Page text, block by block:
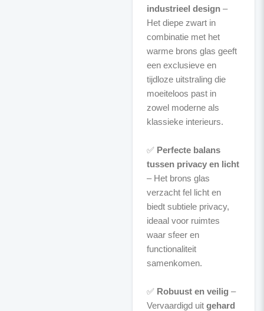
industrieel design–
Het diepe zwart in
combinatie met het
warme brons glas geeft
een exclusieve en
tijdloze uitstraling die
moeiteloos past in
zowel moderne als
klassieke interieurs.
✅ Perfecte balans
tussen privacy en licht
– Het brons glas
verzacht fel licht en
biedt subtiele privacy,
ideaal voor ruimtes
waar sfeer en
functionaliteit
samenkomen.
✅ Robuust en veilig –
Vervaardigd uit gehard